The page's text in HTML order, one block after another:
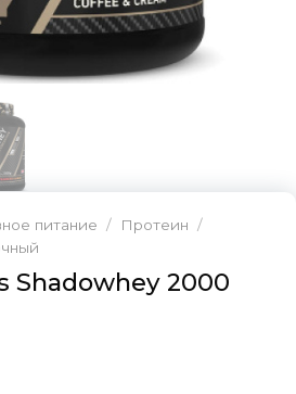
питание / Протеин /
Shadowhey 2000